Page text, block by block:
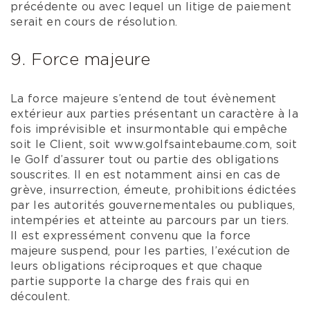
précédente ou avec lequel un litige de paiement
serait en cours de résolution.
9. Force majeure
La force majeure s’entend de tout évènement
extérieur aux parties présentant un caractère à la
fois imprévisible et insurmontable qui empêche
soit le Client, soit www.golfsaintebaume.com, soit
le Golf d’assurer tout ou partie des obligations
souscrites. Il en est notamment ainsi en cas de
grève, insurrection, émeute, prohibitions édictées
par les autorités gouvernementales ou publiques,
intempéries et atteinte au parcours par un tiers.
Il est expressément convenu que la force
majeure suspend, pour les parties, l’exécution de
leurs obligations réciproques et que chaque
partie supporte la charge des frais qui en
découlent.